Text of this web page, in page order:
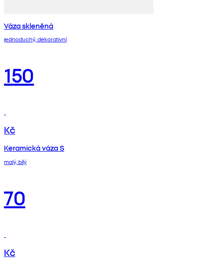
Váza skleněná
jednoduchý, dekorativní
150
Kč
Keramická váza S
malý, bílý
70
Kč